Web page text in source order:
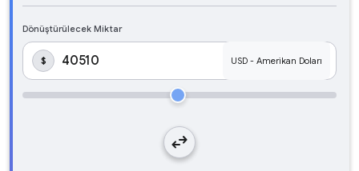
Dönüştürülecek Miktar
$
swap_horiz